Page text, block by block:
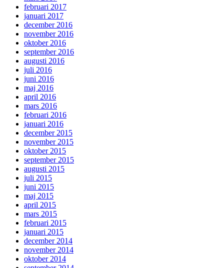
februari 2017
januari 2017
december 2016
november 2016
oktober 2016
september 2016
augusti 2016
juli 2016
juni 2016
maj 2016
april 2016
mars 2016
februari 2016
januari 2016
december 2015
november 2015
oktober 2015
september 2015
augusti 2015
juli 2015
juni 2015
maj 2015
april 2015
mars 2015
februari 2015
januari 2015
december 2014
november 2014
oktober 2014